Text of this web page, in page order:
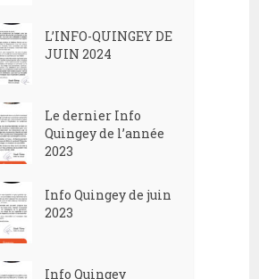
L’INFO-QUINGEY DE
JUIN 2024
Le dernier Info
Quingey de l’année
2023
Info Quingey de juin
2023
Info Quingey